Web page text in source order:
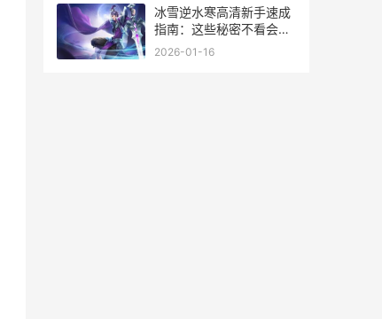
冰雪逆水寒高清新手速成
指南：这些秘密不看会少
玩30_游戏
2026-01-16